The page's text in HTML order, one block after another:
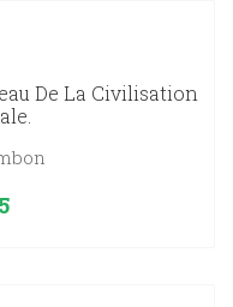
De La Civilisation